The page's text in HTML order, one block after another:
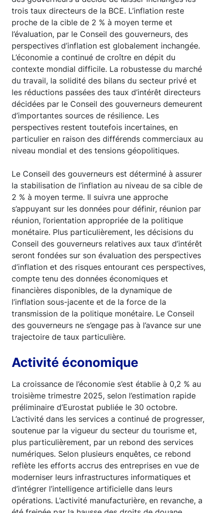
trois taux directeurs de la BCE. L’inflation reste
proche de la cible de 2 % à moyen terme et
l’évaluation, par le Conseil des gouverneurs, des
perspectives d’inflation est globalement inchangée.
L’économie a continué de croître en dépit du
contexte mondial difficile. La robustesse du marché
du travail, la solidité des bilans du secteur privé et
les réductions passées des taux d’intérêt directeurs
décidées par le Conseil des gouverneurs demeurent
d’importantes sources de résilience. Les
perspectives restent toutefois incertaines, en
particulier en raison des différends commerciaux au
niveau mondial et des tensions géopolitiques.
Le Conseil des gouverneurs est déterminé à assurer
la stabilisation de l’inflation au niveau de sa cible de
2 % à moyen terme. Il suivra une approche
s’appuyant sur les données pour définir, réunion par
réunion, l’orientation appropriée de la politique
monétaire. Plus particulièrement, les décisions du
Conseil des gouverneurs relatives aux taux d’intérêt
seront fondées sur son évaluation des perspectives
d’inflation et des risques entourant ces perspectives,
compte tenu des données économiques et
financières disponibles, de la dynamique de
l’inflation sous-jacente et de la force de la
transmission de la politique monétaire. Le Conseil
des gouverneurs ne s’engage pas à l’avance sur une
trajectoire de taux particulière.
Activité économique
La croissance de l’économie s’est établie à 0,2 % au
troisième trimestre 2025, selon l’estimation rapide
préliminaire d’Eurostat publiée le 30 octobre.
L’activité dans les services a continué de progresser,
soutenue par la vigueur du secteur du tourisme et,
plus particulièrement, par un rebond des services
numériques. Selon plusieurs enquêtes, ce rebond
reflète les efforts accrus des entreprises en vue de
moderniser leurs infrastructures informatiques et
d’intégrer l’intelligence artificielle dans leurs
opérations. L’activité manufacturière, en revanche, a